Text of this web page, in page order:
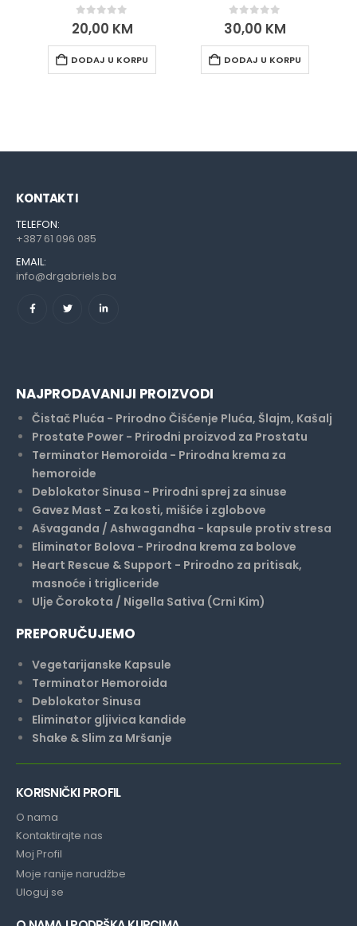
0out of 5
20,00 KM
DODAJ U KORPU
0out of 5
30,00 KM
DODAJ U KORPU
KONTAKT I
TELEFON:
+387 61 096 085
EMAIL:
info@drgabriels.ba
NAJPRODAVANIJI PROIZVODI
Čistač Pluća - Prirodno Čišćenje Pluća, Šlajm, Kašalj
Prostate Power - Prirodni proizvod za Prostatu
Terminator Hemoroida - Prirodna krema za
hemoroide
Deblokator Sinusa - Prirodni sprej za sinuse
Gavez Mast - Za kosti, mišiće i zglobove
Ašvaganda / Ashwagandha - kapsule protiv stresa
Eliminator Bolova - Prirodna krema za bolove
Heart Rescue & Support - Prirodno za pritisak,
masnoće i trigliceride
Ulje Čorokota / Nigella Sativa (Crni Kim)
PREPORUČUJEMO
Vegetarijanske Kapsule
Terminator Hemoroida
Deblokator Sinusa
Eliminator gljivica kandide
Shake & Slim za Mršanje
KORISNIČKI PROFIL
O nama
Kontaktirajte nas
Moj Profil
Moje ranije narudžbe
Uloguj se